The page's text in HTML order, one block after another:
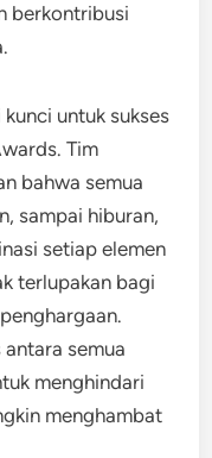
berkontribusi
untuk sukses
Tim
bahwa semua
sampai hiburan,
setiap elemen
terlupakan bagi
semua
menghindari
menghambat